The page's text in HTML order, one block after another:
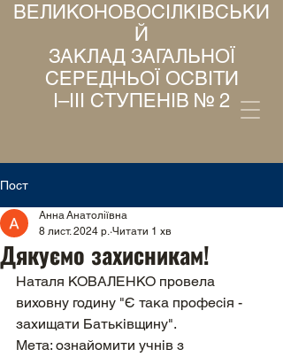
ВЕЛИКОНОВОСІЛКІВСЬКИ
Й
ЗАКЛАД ЗАГАЛЬНОЇ
СЕРЕДНЬОЇ ОСВІТИ
І–ІІІ СТУПЕНІВ № 2
Пост
Дякуємо захисникам!
Анна Анатоліївна
8 лист. 2024 р. Читати 1 хв
Наталя КОВАЛЕНКО провела
виховну годину "Є така професія -
захищати Батьківщину".
Мета: ознайомити учнів з